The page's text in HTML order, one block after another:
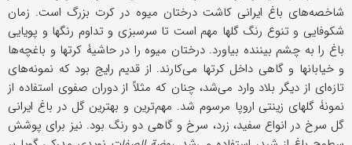
شاخصه‌های باغ ایرانی کاشت درختان میوه در کرت بزرگ است. زمان
شکوفایی و تنوع رنگ گلها مهم است تا سرسبزی و تداوم رنگها و پویایی
باغ را به چشم بیننده بیاورد. درختان میوه را در حاشیۀ کرتها و باغچه‌ها
و خیابانها و گاهی داخل کرتها می‌کارند. از قدیم رایج بود که نمونه‌های
تازه‌ای از دیگر بلاد وارد می‌شد، چنان که مثلاً از دوران صفوی استفاده از
نمونۀ گلهای زینتی اروپا مرسوم شد. مهم‌ترین و بهترین گل در باغ ایرانی
گل سرخ در انواع سفید، زرد، سرخ و گاهی دو رنگ بود. نیز برای پوشش